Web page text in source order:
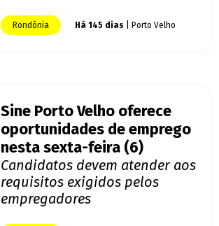
Rondônia Há 145 dias | Porto Velho
Sine Porto Velho oferece
oportunidades de emprego
nesta sexta-feira (6)
Candidatos devem atender aos
requisitos exigidos pelos
empregadores